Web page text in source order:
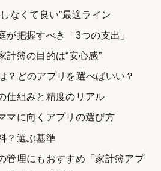
なくて良い”最適ライン
が把握すべき「3つの支出」
計簿の目的は“安心感”
？どのアプリを選べばいい？
仕組みと精度のリアル
マに向くアプリの選び方
？選ぶ基準
管理にもおすすめ「家計簿アプ